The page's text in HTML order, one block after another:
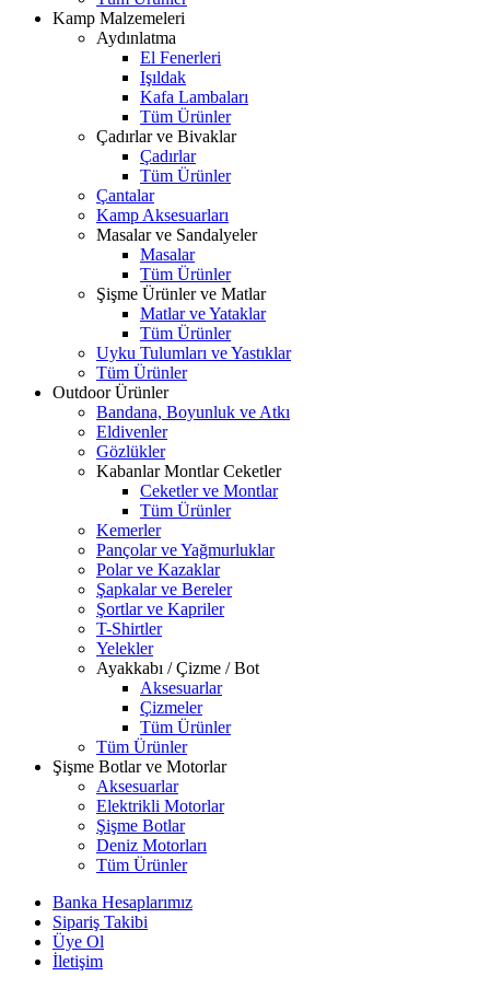
Kamp Malzemeleri
Aydınlatma
El Fenerleri
Işıldak
Kafa Lambaları
Tüm Ürünler
Çadırlar ve Bivaklar
Çadırlar
Tüm Ürünler
Çantalar
Kamp Aksesuarları
Masalar ve Sandalyeler
Masalar
Tüm Ürünler
Şişme Ürünler ve Matlar
Matlar ve Yataklar
Tüm Ürünler
Uyku Tulumları ve Yastıklar
Tüm Ürünler
Outdoor Ürünler
Bandana, Boyunluk ve Atkı
Eldivenler
Gözlükler
Kabanlar Montlar Ceketler
Ceketler ve Montlar
Tüm Ürünler
Kemerler
Pançolar ve Yağmurluklar
Polar ve Kazaklar
Şapkalar ve Bereler
Şortlar ve Kapriler
T-Shirtler
Yelekler
Ayakkabı / Çizme / Bot
Aksesuarlar
Çizmeler
Tüm Ürünler
Tüm Ürünler
Şişme Botlar ve Motorlar
Aksesuarlar
Elektrikli Motorlar
Şişme Botlar
Deniz Motorları
Tüm Ürünler
Banka Hesaplarımız
Sipariş Takibi
Üye Ol
İletişim